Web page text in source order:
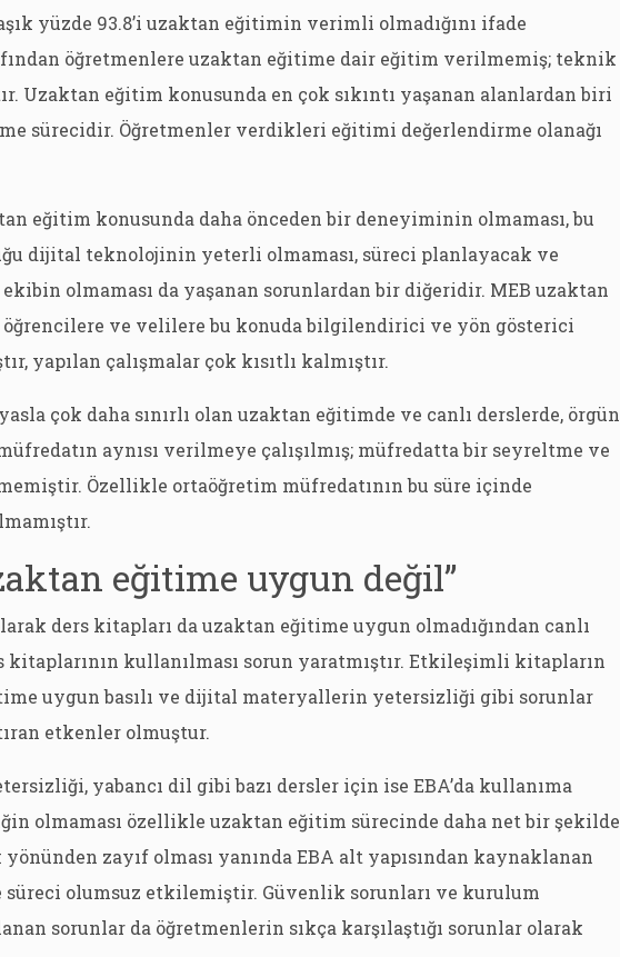
yüzde 93.8’i uzaktan eğitimin verimli olmadığını ifade
öğretmenlere uzaktan eğitime dair eğitim verilmemiş; teknik
Uzaktan eğitim konusunda en çok sıkıntı yaşanan alanlardan biri
sürecidir. Öğretmenler verdikleri eğitimi değerlendirme olanağı
eğitim konusunda daha önceden bir deneyiminin olmaması, bu
dijital teknolojinin yeterli olmaması, süreci planlayacak ve
olmaması da yaşanan sorunlardan bir diğeridir. MEB uzaktan
öğrencilere ve velilere bu konuda bilgilendirici ve yön gösterici
yapılan çalışmalar çok kısıtlı kalmıştır.
çok daha sınırlı olan uzaktan eğitimde ve canlı derslerde, örgün
aynısı verilmeye çalışılmış; müfredatta bir seyreltme ve
Özellikle ortaöğretim müfredatının bu süre içinde
eğitime uygun değil”
ders kitapları da uzaktan eğitime uygun olmadığından canlı
kitaplarının kullanılması sorun yaratmıştır. Etkileşimli kitapların
uygun basılı ve dijital materyallerin yetersizliği gibi sorunlar
etkenler olmuştur.
yabancı dil gibi bazı dersler için ise EBA’da kullanıma
olmaması özellikle uzaktan eğitim sürecinde daha net bir şekilde
zayıf olması yanında EBA alt yapısından kaynaklanan
olumsuz etkilemiştir. Güvenlik sorunları ve kurulum
sorunlar da öğretmenlerin sıkça karşılaştığı sorunlar olarak